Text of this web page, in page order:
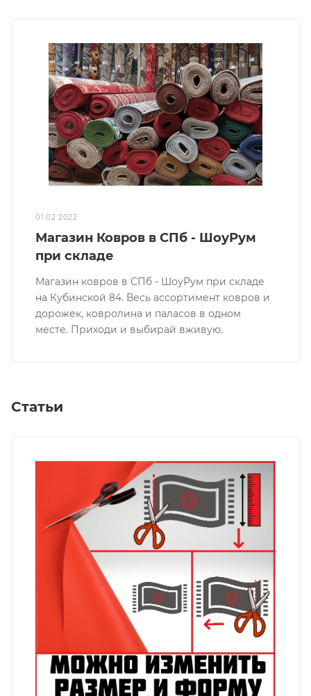
01.02.2022
Магазин Ковров в СПб - ШоуРум
при складе
Магазин ковров в СПб - ШоуРум при складе
на Кубинской 84. Весь ассортимент ковров и
дорожек, ковролина и паласов в одном
месте. Приходи и выбирай вживую.
Статьи